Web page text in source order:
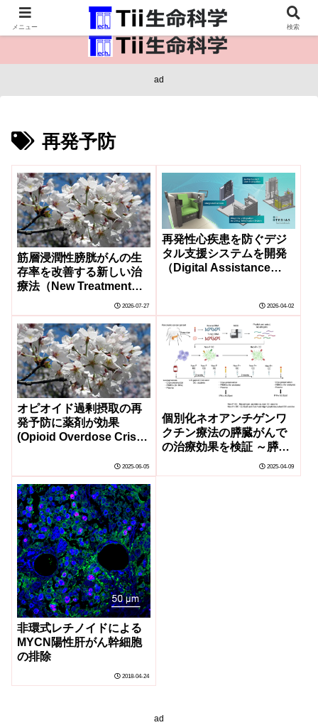
医療保健・生命・生物の情報インフラ。
ad
再発予防
筋層浸潤性膀胱がんの生
存率を改善する新しい治
療法（New Treatment
Approach Improves
Survival and Reduces
Recurrence Risk for
Patients With Muscle-
Invasive Bladder
Cancer）
2026-07-27
再発性心疾患を防ぐデジ
タル支援システムを開発
（Digital Assistance
2026-04-02
オピオイド過剰摂取の再
発予防に薬剤が効果
(Opioid Overdose Crisis:
Subsequent Overdoses)
2025-06-05
個別化ネオアンチゲンワ
クチン療法の膵臓がんで
の治療効果を検証 ～膵臓
がんに対する新しい免疫
療法の可能性～
2025-04-09
非環式レチノイドによる
MYCN陽性肝がん幹細胞
の排除
2018-04-24
ad
メニュー 検索